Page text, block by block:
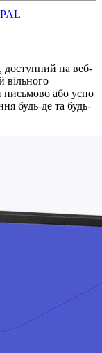
на веб-
вільного
письмово або усно
будь-де та будь-